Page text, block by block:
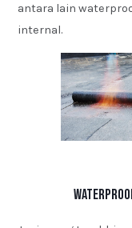
antara lain
internal.